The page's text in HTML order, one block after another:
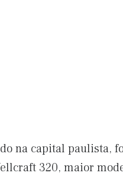
na capital paulista,
320, maior